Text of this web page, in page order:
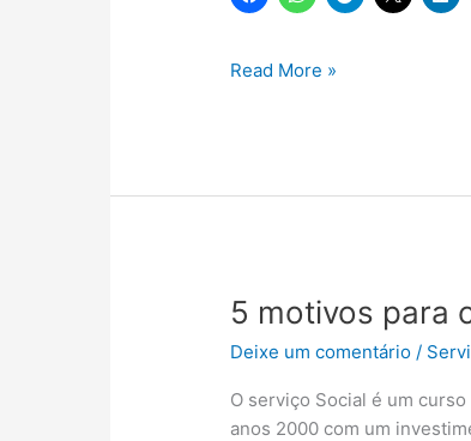
Itaú
Read More »
5 motivos para
Deixe um comentário /
O serviço Social é um
anos 2000 com um